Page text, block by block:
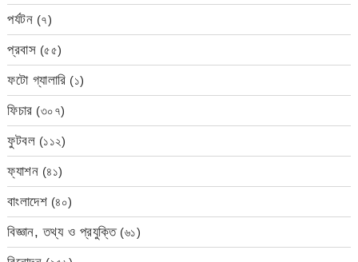
পর্যটন (৭)
প্রবাস (৫৫)
ফটো গ্যালারি (১)
ফিচার (৩০৭)
ফুটবল (১১২)
ফ্যাশন (৪১)
বাংলাদেশ (৪০)
বিজ্ঞান, তথ্য ও প্রযুক্তি(৬১)